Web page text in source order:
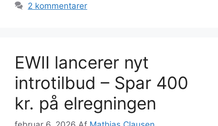
2 kommentarer
EWII lancerer nyt
introtilbud – Spar 400
kr. på elregningen